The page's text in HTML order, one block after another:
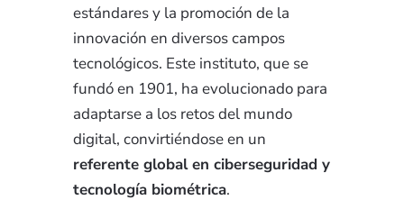
estándares y la promoción de la
innovación en diversos campos
tecnológicos. Este instituto, que se
fundó en 1901, ha evolucionado para
adaptarse a los retos del mundo
digital, convirtiéndose en un
referente global en ciberseguridad y
tecnología biométrica.